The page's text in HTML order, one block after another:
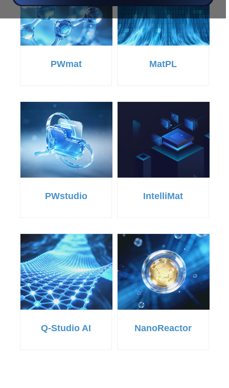
PWmat MatPL
PWstudio IntelliMat
Q-Studio AI NanoReactor